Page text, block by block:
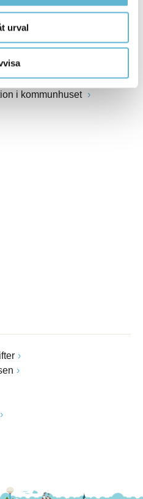
urval
i kommunhuset